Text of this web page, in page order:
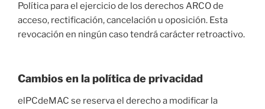
Política para el ejercicio de los derechos ARCO de
acceso, rectificación, cancelación u oposición. Esta
revocación en ningún caso tendrá carácter retroactivo.
Cambios en la política de privacidad
elPCdeMAC se reserva el derecho a modificar la